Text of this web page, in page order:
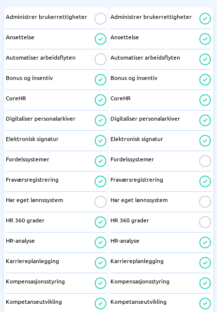
Administrer brukerrettigheter
Ansettelse
Automatiser arbeidsflyten
Bonus og insentiv
CoreHR
Digitaliser personalarkiver
Elektronisk signatur
Fordelssystemer
Fraværsregistrering
Har eget lønnssystem
HR 360 grader
HR-analyse
Karriereplanlegging
Kompensasjonsstyring
Kompetanseutvikling
Administrer brukerrettigheter
Ansettelse
Automatiser arbeidsflyten
Bonus og insentiv
CoreHR
Digitaliser personalarkiver
Elektronisk signatur
Fordelssystemer
Fraværsregistrering
Har eget lønnssystem
HR 360 grader
HR-analyse
Karriereplanlegging
Kompensasjonsstyring
Kompetanseutvikling